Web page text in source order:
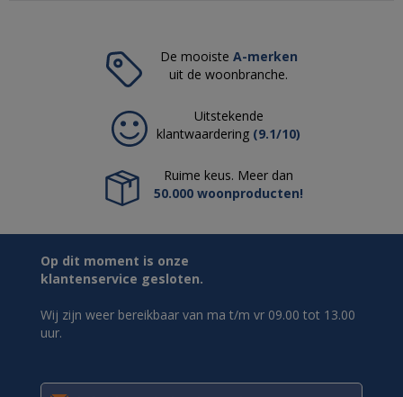
De mooiste A-merken
uit de woonbranche.
Uitstekende
klantwaardering (9.1/10)
Ruime keus. Meer dan
50.000 woonproducten!
Op dit moment is onze
klantenservice gesloten.
Wij zijn weer bereikbaar van ma t/m vr 09.00 tot 13.00
uur.